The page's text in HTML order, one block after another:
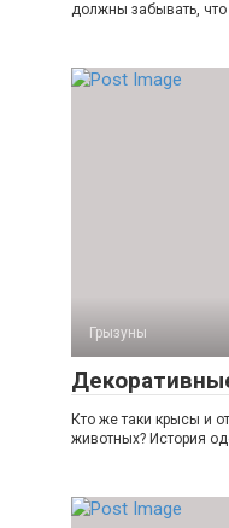
должны забывать, что
Грызуны
Кто же таки крысы и
животных? История